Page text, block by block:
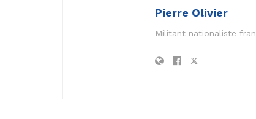
Pierre Olivier
Militant nationaliste